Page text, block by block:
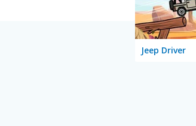
Jeep Driver